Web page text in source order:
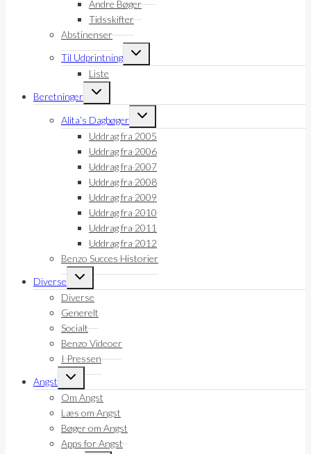
Andre Bøger
Tidsskifter
Abstinenser
Til Udprintning
Skift
undermenu
Liste
Beretninger
Skift
undermenu
Alita’s Dagbøger
Skift
undermenu
Uddrag fra 2005
Uddrag fra 2006
Uddrag fra 2007
Uddrag fra 2008
Uddrag fra 2009
Uddrag fra 2010
Uddrag fra 2011
Uddrag fra 2012
Benzo Succes Historier
Diverse
Skift
undermenu
Diverse
Generelt
Socialt
Benzo Videoer
I Pressen
Angst
Skift
undermenu
Om Angst
Læs om Angst
Bøger om Angst
Apps for Angst